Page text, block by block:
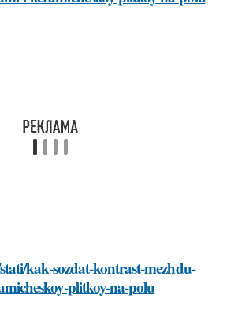
kak-sozdat-kontrast-mezhdu-
plitkoy-na-polu